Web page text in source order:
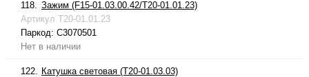
118.
Зажим (F15-01.03.00.42/T20-01.01.23)
Артикул T20-01.01.23
Паркод: C3070501
Нет в наличии
122.
Катушка световая (T20-01.03.03)